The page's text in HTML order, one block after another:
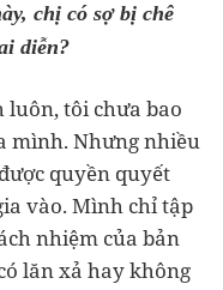
chị có sợ bị chê
diễn?
tôi chưa bao
mình. Nhưng nhiều
quyền quyết
vào. Mình chỉ tập
nhiệm của bản
lăn xả hay không